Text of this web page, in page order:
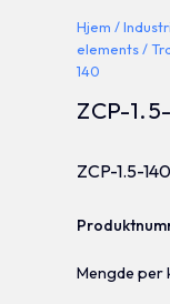
Hjem /
elements/
140
ZCP-
ZCP-1.5-140
Mengde per